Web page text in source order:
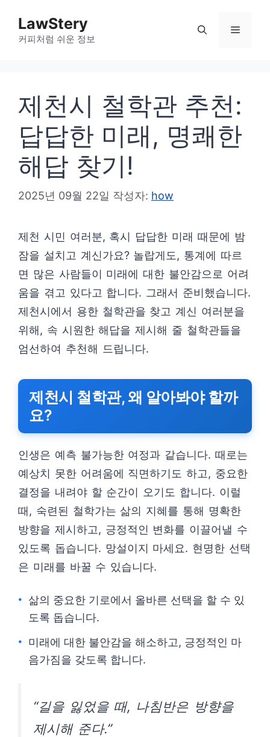
LawStery
커피처럼 쉬운 정보
메
제천시 철학관 추천:
답답한 미래, 명쾌한
해답 찾기!
2025년 09월 22일 작성자: how
제천 시민 여러분, 혹시 답답한 미래 때문에 밤
잠을 설치고 계신가요? 놀랍게도, 통계에 따르
면 많은 사람들이 미래에 대한 불안감으로 어려
움을 겪고 있다고 합니다. 그래서 준비했습니다.
제천시에서 용한 철학관을 찾고 계신 여러분을
위해, 속 시원한 해답을 제시해 줄 철학관들을
엄선하여 추천해 드립니다.
제천시 철학관, 왜 알아봐야 할까
요?
인생은 예측 불가능한 여정과 같습니다. 때로는
예상치 못한 어려움에 직면하기도 하고, 중요한
결정을 내려야 할 순간이 오기도 합니다. 이럴
때, 숙련된 철학가는 삶의 지혜를 통해 명확한
방향을 제시하고, 긍정적인 변화를 이끌어낼 수
있도록 돕습니다. 망설이지 마세요. 현명한 선택
은 미래를 바꿀 수 있습니다.
삶의 중요한 기로에서 올바른 선택을 할 수 있
도록 돕습니다.
미래에 대한 불안감을 해소하고, 긍정적인 마
음가짐을 갖도록 합니다.
“길을 잃었을 때, 나침반은 방향을
제시해 준다.”